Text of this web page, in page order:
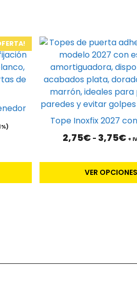
Tope Inoxfix 2027
2,75€ - 3,75€ +
VER OPCIONES
Este
producto
tiene
múltiples
variantes.
Las
opciones
pueden
en